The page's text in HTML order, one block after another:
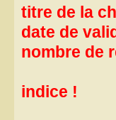
titre de la
date de
nombre de
indice !